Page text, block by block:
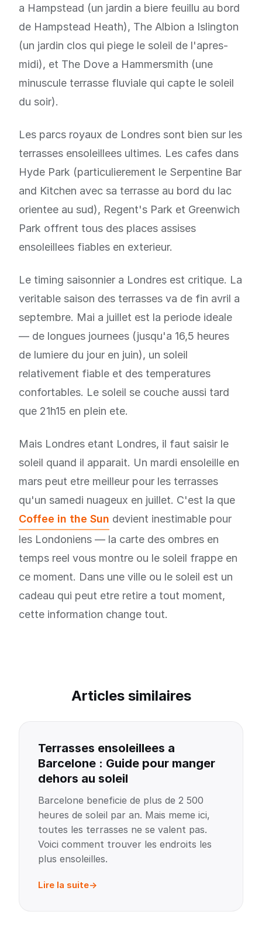
a Hampstead (un jardin a biere feuillu au bord
de Hampstead Heath), The Albion a Islington
(un jardin clos qui piege le soleil de l'apres-
midi), et The Dove a Hammersmith (une
minuscule terrasse fluviale qui capte le soleil
du soir).
Les parcs royaux de Londres sont bien sur les
terrasses ensoleillees ultimes. Les cafes dans
Hyde Park (particulierement le Serpentine Bar
and Kitchen avec sa terrasse au bord du lac
orientee au sud), Regent's Park et Greenwich
Park offrent tous des places assises
ensoleillees fiables en exterieur.
Le timing saisonnier a Londres est critique. La
veritable saison des terrasses va de fin avril a
septembre. Mai a juillet est la periode ideale
— de longues journees (jusqu'a 16,5 heures
de lumiere du jour en juin), un soleil
relativement fiable et des temperatures
confortables. Le soleil se couche aussi tard
que 21h15 en plein ete.
Mais Londres etant Londres, il faut saisir le
soleil quand il apparait. Un mardi ensoleille en
mars peut etre meilleur pour les terrasses
qu'un samedi nuageux en juillet. C'est la que
Coffee in the Sun devient inestimable pour
les Londoniens — la carte des ombres en
temps reel vous montre ou le soleil frappe en
ce moment. Dans une ville ou le soleil est un
cadeau qui peut etre retire a tout moment,
cette information change tout.
Articles similaires
Terrasses ensoleillees a
Barcelone : Guide pour manger
dehors au soleil
Barcelone beneficie de plus de 2 500
heures de soleil par an. Mais meme ici,
toutes les terrasses ne se valent pas.
Voici comment trouver les endroits les
plus ensoleilles.
Lire la suite